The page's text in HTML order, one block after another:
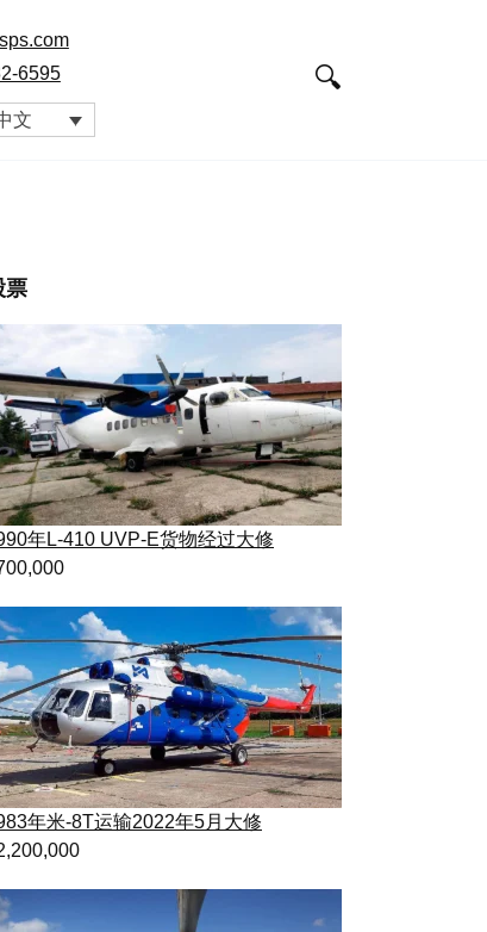
6595
文
票
年L-410 UVP-E货物经过大修
年米-8T运输2022年5月大修